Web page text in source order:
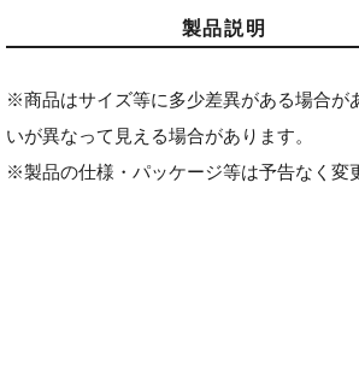
製品説明
※商品はサイズ等に多少差異がある場合
いが異なって見える場合があります。
※製品の仕様・パッケージ等は予告なく変